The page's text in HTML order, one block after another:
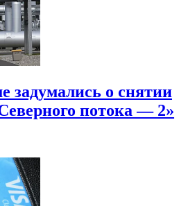
задумались о снятии
потока — 2»